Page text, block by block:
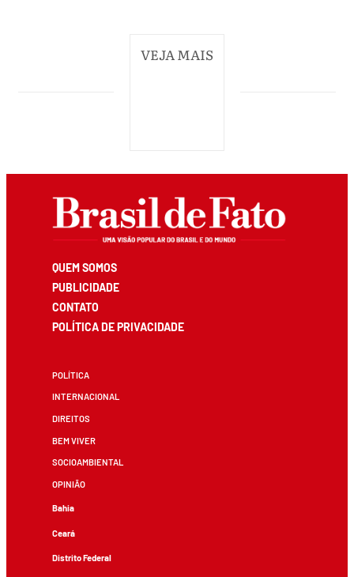
VEJA MAIS
QUEM SOMOS
PUBLICIDADE
CONTATO
POLÍTICA DE PRIVACIDADE
POLÍTICA
INTERNACIONAL
DIREITOS
BEM VIVER
SOCIOAMBIENTAL
OPINIÃO
Bahia
Ceará
Distrito Federal